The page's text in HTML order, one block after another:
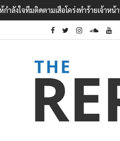
สังคม’ รวมตัวคัดค้าน ‘มิน ออง ไลง์’ เยื